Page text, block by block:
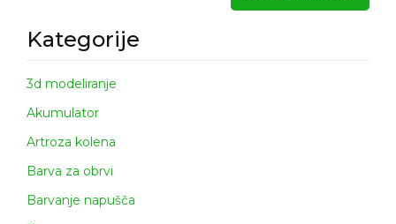
Kategorije
3d modeliranje
Akumulator
Artroza kolena
Barva za obrvi
Barvanje napušča